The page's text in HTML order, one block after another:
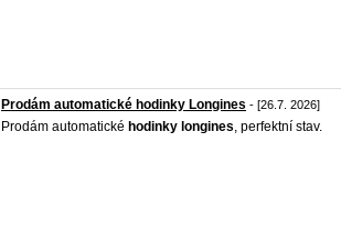
Prodám automatické hodinky Longines - [26.7. 2026]
Prodám automatické hodinky longines, perfektní stav.